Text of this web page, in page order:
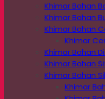
Khimar Bahan
Khimar Bahan
Khimar Bahan
Khimar
Khimar Bahan
Khimar Bahan
Khimar Bahan
Khimar